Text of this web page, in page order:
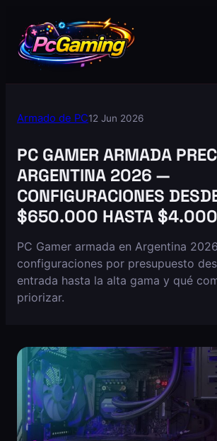
Armado de PC12 Jun 2026
PC GAMER ARMADA
ARGENTINA 2026 —
CONFIGURACIONES
$650.000 HASTA
PC Gamer armada en Argentina
configuraciones por presupuesto
entrada hasta la alta gama y qué
priorizar.